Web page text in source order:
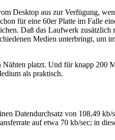
Desktop aus zur Verfügung,
für eine 60er Platte im Falle
Daß das Laufwerk
Medien unterbringt, um
platzt. Und für knapp 200
als praktisch.
Datendurchsatz von 108,49 kb/
auf etwa 70 kb/sec; in